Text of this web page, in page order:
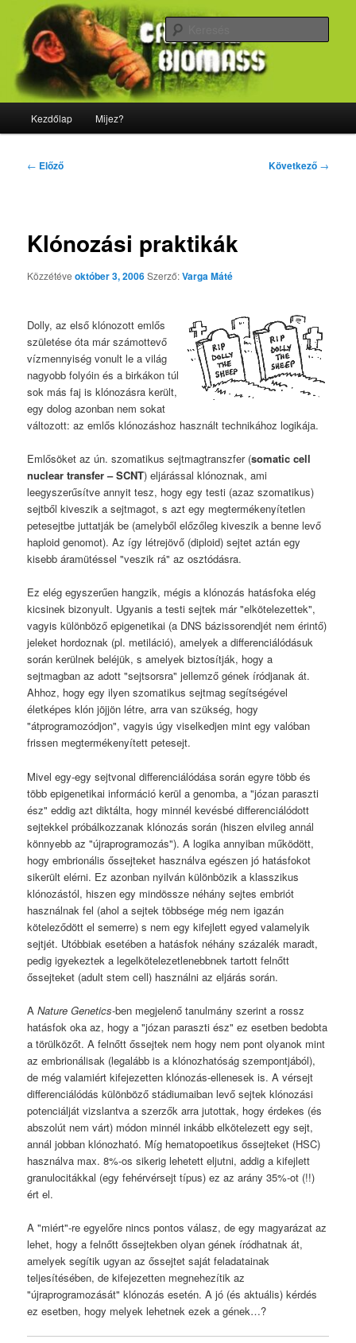
elsődleges
tartalomraCriticalBiomass
Majdnem minden, ami biológia
Kezdőlap Mijez?
Bejegyzés
← Előző Következő →
Klónozási praktikák
Közzétéveoktóber 3, 2006Szerző:Varga Máté
Dolly, az első klónozott emlős
születése óta már számottevő
vízmennyiség vonult le a világ
nagyobb folyóin és a birkákon túl
sok más faj is klónozásra került,
egy dolog azonban nem sokat
változott: az emlős klónozáshoz használt technikához logikája.
Emlősöket az ún. szomatikus sejtmagtranszfer (somatic cell
nuclear transfer – SCNT) eljárással klónoznak, ami
leegyszerűsítve annyit tesz, hogy egy testi (azaz szomatikus)
sejtből kiveszik a sejtmagot, s azt egy megtermékenyítetlen
petesejtbe juttatják be (amelyből előzőleg kiveszik a benne levő
haploid genomot). Az így létrejövő (diploid) sejtet aztán egy
kisebb áramütéssel "veszik rá" az osztódásra.
Ez elég egyszerűen hangzik, mégis a klónozás hatásfoka elég
kicsinek bizonyult. Ugyanis a testi sejtek már "elkötelezettek",
vagyis különböző epigenetikai (a DNS bázissorendjét nem érintő)
jeleket hordoznak (pl. metiláció), amelyek a differenciálódásuk
során kerülnek beléjük, s amelyek biztosítják, hogy a
sejtmagban az adott "sejtsorsra" jellemző gének íródjanak át.
Ahhoz, hogy egy ilyen szomatikus sejtmag segítségével
életképes klón jöjjön létre, arra van szükség, hogy
"átprogramozódjon", vagyis úgy viselkedjen mint egy valóban
frissen megtermékenyített petesejt.
Mivel egy-egy sejtvonal differenciálódása során egyre több és
több epigenetikai információ kerül a genomba, a "józan paraszti
ész" eddig azt diktálta, hogy minnél kevésbé differenciálódott
sejtekkel próbálkozzanak klónozás során (hiszen elvileg annál
könnyebb az "újraprogramozás"). A logika annyiban működött,
hogy embrionális őssejteket használva egészen jó hatásfokot
sikerült elérni. Ez azonban nyilván különbözik a klasszikus
klónozástól, hiszen egy mindössze néhány sejtes embriót
használnak fel (ahol a sejtek többsége még nem igazán
köteleződött el semerre) s nem egy kifejlett egyed valamelyik
sejtjét. Utóbbiak esetében a hatásfok néhány százalék maradt,
pedig igyekeztek a legelkötelezetlenebbnek tartott felnőtt
őssejteket (adult stem cell) használni az eljárás során.
ANature Genetics-ben megjelenő tanulmány szerint a rossz
hatásfok oka az, hogy a "józan paraszti ész" ez esetben bedobta
a törülközőt. A felnőtt őssejtek nem hogy nem pont olyanok mint
az embrionálisak (legalább is a klónozhatóság szempontjából),
de még valamiért kifejezetten klónozás-ellenesek is. A vérsejt
differenciálódás különböző stádiumaiban levő sejtek klónozási
potenciálját vizslantva a szerzők arra jutottak, hogy érdekes (és
abszolút nem várt) módon minnél inkább elkötelezett egy sejt,
annál jobban klónozható. Míg hematopoetikus őssejteket (HSC)
használva max. 8%-os sikerig lehetett eljutni, addig a kifejlett
granulocitákkal (egy fehérvérsejt típus) ez az arány 35%-ot (!!)
ért el.
A "miért"-re egyelőre nincs pontos válasz, de egy magyarázat az
lehet, hogy a felnőtt őssejtekben olyan gének íródhatnak át,
amelyek segítik ugyan az őssejtet saját feladatainak
teljesítésében, de kifejezetten megnehezítik az
"újraprogramozását" klónozás esetén. A jó (és aktuális) kérdés
ez esetben, hogy melyek lehetnek ezek a gének…?